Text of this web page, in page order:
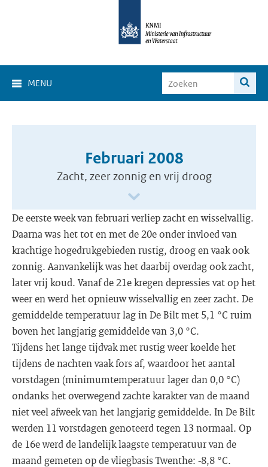
MENU
Februari 2008
Zacht, zeer zonnig en vrij droog
De eerste week van februari verliep zacht en wisselvallig.
Daarna was het tot en met de 20e onder invloed van
krachtige hogedrukgebieden rustig, droog en vaak ook
zonnig. Aanvankelijk was het daarbij overdag ook zacht,
later vrij koud. Vanaf de 21e kregen depressies vat op het
weer en werd het opnieuw wisselvallig en zeer zacht. De
gemiddelde temperatuur lag in De Bilt met 5,1 °C ruim
boven het langjarig gemiddelde van 3,0 °C.
Tijdens het lange tijdvak met rustig weer koelde het
tijdens de nachten vaak fors af, waardoor het aantal
vorstdagen (minimumtemperatuur lager dan 0,0 °C)
ondanks het overwegend zachte karakter van de maand
niet veel afweek van het langjarig gemiddelde. In De Bilt
werden 11 vorstdagen genoteerd tegen 13 normaal. Op
de 16e werd de landelijk laagste temperatuur van de
maand gemeten op de vliegbasis Twenthe: -8,8 °C.